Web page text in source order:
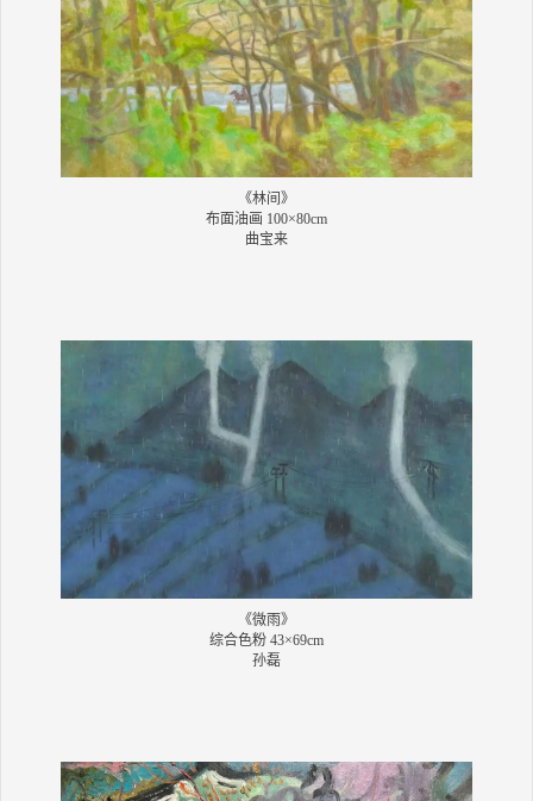
《林间》
布面油画 100×80cm
曲宝来
《微雨》
综合色粉 43×69cm
孙磊